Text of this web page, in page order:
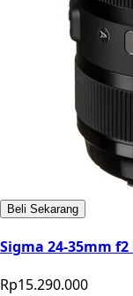
Beli Sekarang
Sigma 24-35mm f2
Rp15.290.000